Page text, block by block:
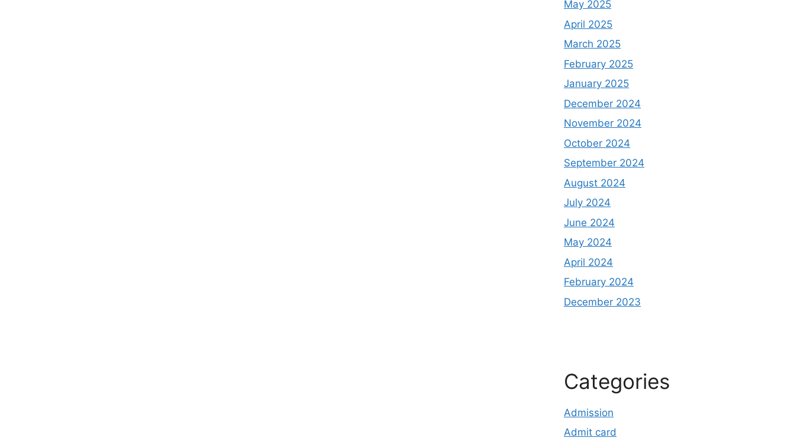
May 2025
April 2025
March 2025
February 2025
January 2025
December 2024
November 2024
October 2024
September 2024
August 2024
July 2024
June 2024
May 2024
April 2024
February 2024
December 2023
Categories
Admission
Admit card